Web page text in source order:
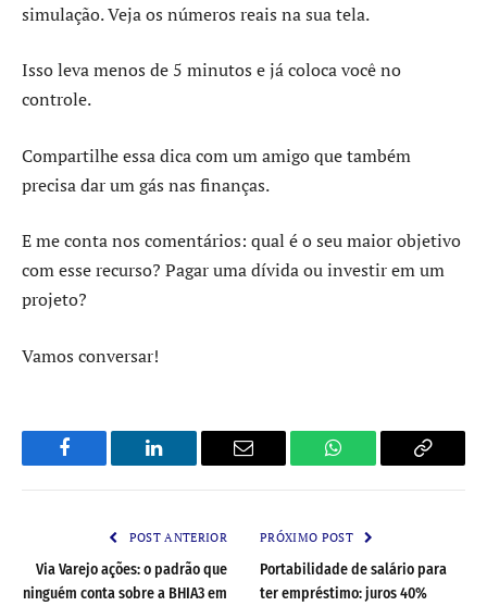
simulação. Veja os números reais na sua tela.
Isso leva menos de 5 minutos e já coloca você no
controle.
Compartilhe essa dica com um amigo que também
precisa dar um gás nas finanças.
E me conta nos comentários: qual é o seu maior objetivo
com esse recurso? Pagar uma dívida ou investir em um
projeto?
Vamos conversar!
Facebook LinkedIn Email WhatsApp Copy
POST ANTERIOR
Via Varejo ações: o padrão que
ninguém conta sobre a BHIA3 em
PRÓXIMO POST
Portabilidade de salário para
ter empréstimo: juros 40%